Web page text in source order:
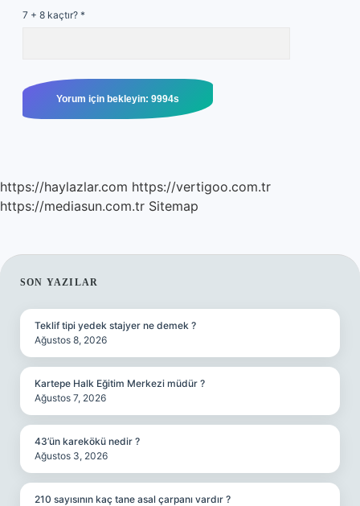
7 + 8 kaçtır? *
https://haylazlar.com https://vertigoo.com.tr
https://mediasun.com.tr Sitemap
SIDEBAR
SON YAZILAR
Teklif tipi yedek stajyer ne demek ?
Ağustos 8, 2026
Kartepe Halk Eğitim Merkezi müdür ?
Ağustos 7, 2026
43’ün karekökü nedir ?
Ağustos 3, 2026
210 sayısının kaç tane asal çarpanı vardır ?